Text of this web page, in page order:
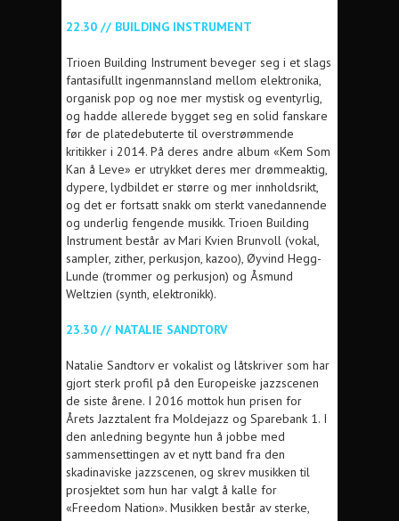
22.30 // BUILDING INSTRUMENT
Trioen Building Instrument beveger seg i et slags
fantasifullt ingenmannsland mellom elektronika,
organisk pop og noe mer mystisk og eventyrlig,
og hadde allerede bygget seg en solid fanskare
før de platedebuterte til overstrømmende
kritikker i 2014. På deres andre album «Kem Som
Kan å Leve» er utrykket deres mer drømmeaktig,
dypere, lydbildet er større og mer innholdsrikt,
og det er fortsatt snakk om sterkt vanedannende
og underlig fengende musikk. Trioen Building
Instrument består av Mari Kvien Brunvoll (vokal,
sampler, zither, perkusjon, kazoo), Øyvind Hegg-
Lunde (trommer og perkusjon) og Åsmund
Weltzien (synth, elektronikk).
23.30 // NATALIE SANDTORV
Natalie Sandtorv er vokalist og låtskriver som har
gjort sterk profil på den Europeiske jazzscenen
de siste årene. I 2016 mottok hun prisen for
Årets Jazztalent fra Moldejazz og Sparebank 1. I
den anledning begynte hun å jobbe med
sammensettingen av et nytt band fra den
skadinaviske jazzscenen, og skrev musikken til
prosjektet som hun har valgt å kalle for
«Freedom Nation». Musikken består av sterke,